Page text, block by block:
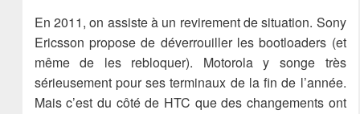
En 2011, on assiste à un revirement de situation. Sony
Ericsson propose de déverrouiller les bootloaders (et
même de les rebloquer). Motorola y songe très
sérieusement pour ses terminaux de la fin de l’année.
Mais c’est du côté de HTC que des changements ont